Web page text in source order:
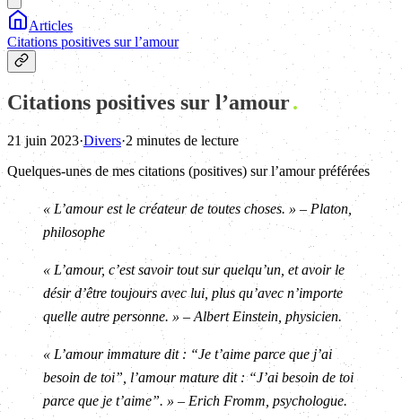
Articles
Citations positives sur l’amour
Citations positives sur l’amour
21 juin 2023·Divers·2 minutes de lecture
Quelques-unes de mes citations (positives) sur l’amour préférées
« L’amour est le créateur de toutes choses. » – Platon,
philosophe
« L’amour, c’est savoir tout sur quelqu’un, et avoir le
désir d’être toujours avec lui, plus qu’avec n’importe
quelle autre personne. » – Albert Einstein, physicien.
« L’amour immature dit : “Je t’aime parce que j’ai
besoin de toi”, l’amour mature dit : “J’ai besoin de toi
parce que je t’aime”. » – Erich Fromm, psychologue.